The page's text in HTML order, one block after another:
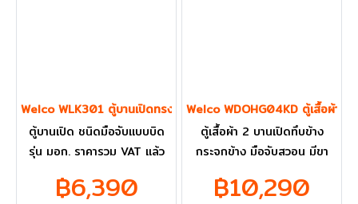
Welco WLK301 ตู้บานเปิดทรงสูง ชนิดมือจับแบบบิด
ตู้บานเปิด ชนิดมือจับแบบบิด
รุ่น มอก. ราคารวม VAT แล้ว
฿6,390
Welco WDOHG04KD ตู้เสื้อผ้า 2
ตู้เสื้อผ้า 2 บานเปิดทึบข้าง
กระจกข้าง มือจับสวอน มีขา
ราคารวม VAT แล้ว กทม. และ
฿10,290